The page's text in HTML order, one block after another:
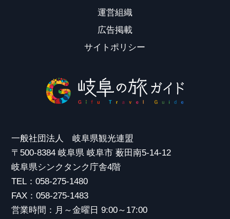
運営組織
広告掲載
サイトポリシー
一般社団法人 岐阜県観光連盟
〒500-8384 岐阜県 岐阜市 薮田南5-14-12
岐阜県シンクタンク庁舎4階
TEL：058-275-1480
FAX：058-275-1483
営業時間：月～金曜日 9:00～17:00